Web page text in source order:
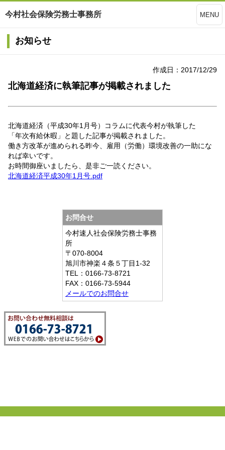
今村社会保険労務士事務所 MENU
お知らせ
作成日：2017/12/29
北海道経済に執筆記事が掲載されました
北海道経済（平成30年1月号）コラムに代表今村が執筆した
「年次有給休暇」と題した記事が掲載されました。
働き方改革が進められる昨今、雇用（労働）環境改善の一助にな
れば幸いです。
お時間御座いましたら、是非ご一読ください。
北海道経済平成30年1月号.pdf
お問合せ
今村速人社会保険労務士事務
所
〒070-8004
旭川市神楽４条５丁目1-32
TEL：0166-73-8721
FAX：0166-73-5944
メールでのお問合せ